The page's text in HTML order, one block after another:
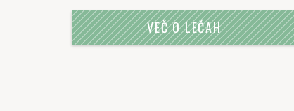
VEČ O LEČAH